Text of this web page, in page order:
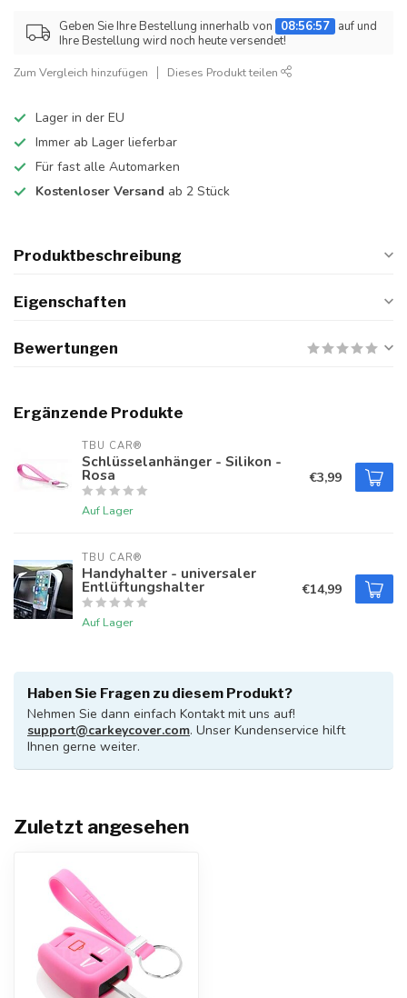
Geben Sie Ihre Bestellung innerhalb von 08:56:57 auf und
Ihre Bestellung wird noch heute versendet!
Zum Vergleich hinzufügen Dieses Produkt teilen
Lager in der EU
Immer ab Lager lieferbar
Für fast alle Automarken
Kostenloser Versand ab 2 Stück
Produktbeschreibung
Eigenschaften
Bewertungen
Ergänzende Produkte
TBU CAR®
Schlüsselanhänger - Silikon -
Rosa
Auf Lager
€3,99
TBU CAR®
Handyhalter - universaler
Entlüftungshalter
Auf Lager
€14,99
Haben Sie Fragen zu diesem Produkt?
Nehmen Sie dann einfach Kontakt mit uns auf!
support@carkeycover.com. Unser Kundenservice hilft
Ihnen gerne weiter.
Zuletzt angesehen